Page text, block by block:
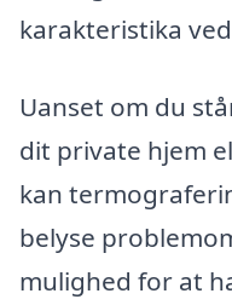
karakteristika
Uanset om du
dit private hjem
kan
belyse
mulighed for at